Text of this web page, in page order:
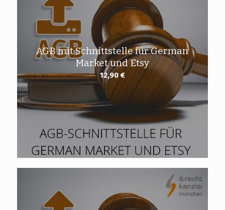
AGB mit Schnittstelle für German
Market und Etsy
12,90€